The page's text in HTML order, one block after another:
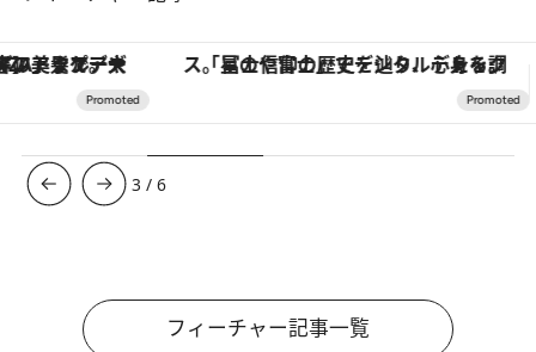
「星のや富士」でデジタルデトックス。冨士信仰の歴史を辿り、心身を調える。 ヴァシュロン・コンスタンタ
3 /6
フィーチャー記事一覧